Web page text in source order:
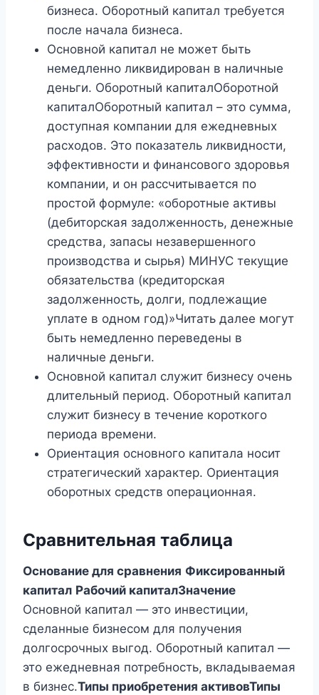
бизнеса. Оборотный капитал требуется
после начала бизнеса.
Основной капитал не может быть
немедленно ликвидирован в наличные
деньги. Оборотный капиталОборотной
капиталОборотный капитал – это сумма,
доступная компании для ежедневных
расходов. Это показатель ликвидности,
эффективности и финансового здоровья
компании, и он рассчитывается по
простой формуле: «оборотные активы
(дебиторская задолженность, денежные
средства, запасы незавершенного
производства и сырья) МИНУС текущие
обязательства (кредиторская
задолженность, долги, подлежащие
уплате в одном год)»Читать далее могут
быть немедленно переведены в
наличные деньги.
Основной капитал служит бизнесу очень
длительный период. Оборотный капитал
служит бизнесу в течение короткого
периода времени.
Ориентация основного капитала носит
стратегический характер. Ориентация
оборотных средств операционная.
Сравнительная таблица
Основание для сравнения Фиксированный
капитал Рабочий капиталЗначение
Основной капитал — это инвестиции,
сделанные бизнесом для получения
долгосрочных выгод. Оборотный капитал —
это ежедневная потребность, вкладываемая
в бизнес.Типы приобретения активовТипы